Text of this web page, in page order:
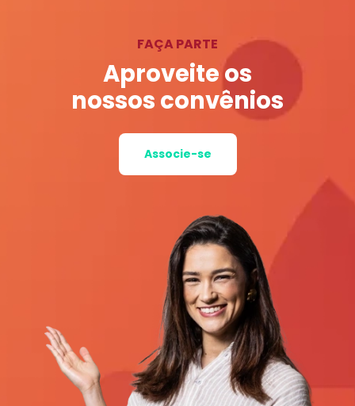
FAÇA PARTE
Aproveite os
nossos convênios
Associe-se